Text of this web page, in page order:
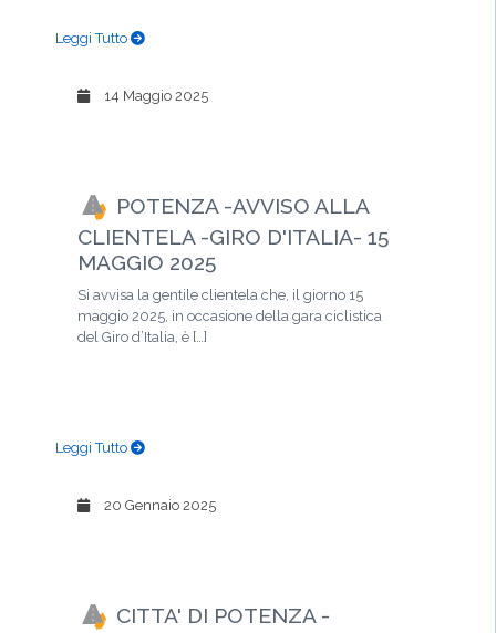
Leggi Tutto
14 Maggio 2025
POTENZA -AVVISO ALLA
CLIENTELA -GIRO D'ITALIA- 15
MAGGIO 2025
Si avvisa la gentile clientela che, il giorno 15
maggio 2025, in occasione della gara ciclistica
del Giro d’Italia, è […]
Leggi Tutto
20 Gennaio 2025
CITTA' DI POTENZA -